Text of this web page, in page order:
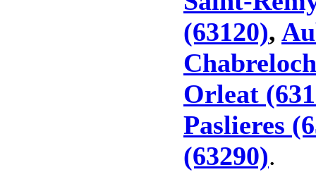
(63120),
Orleat
Paslieres
(63290).